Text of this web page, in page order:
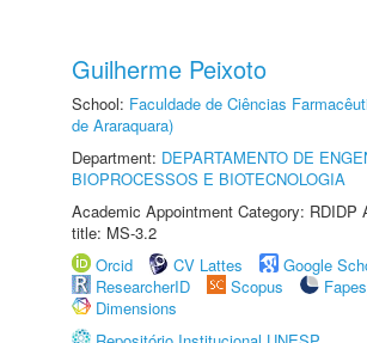
Guilherme Peixoto
School: Faculdade de Ciências
de Araraquara)
Department: DEPARTAMENTO DE
BIOPROCESSOS E BIOTECNOLOGIA
Academic Appointment Category: RDIDP
title: MS-3.2
Orcid
CV Lattes
Google
ResearcherID
Scopus
Dimensions